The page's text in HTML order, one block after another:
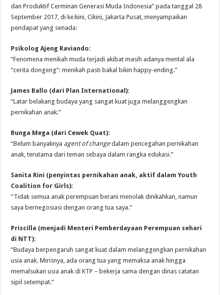
dan Produktif Cerminan Generasi Muda Indonesia” pada tanggal 28
September 2017, di ke:kini, Cikini, Jakarta Pusat, menyampaikan
pendapat yang senada:
Psikolog Ajeng Raviando:
“Fenomena menikah muda terjadi akibat masih adanya mental ala
“cerita dongeng”: menikah pasti bakal bikin happy-ending.”
James Ballo (dari Plan International):
“Latar belakang budaya yang sangat kuat juga melanggengkan
pernikahan anak.”
Bunga Mega (dari Cewek Quat):
“Belum banyaknya agent of changedalam pencegahan pernikahan
anak, terutama dari teman sebaya dalam rangka edukasi.”
Sanita Rini (penyintas pernikahan anak, aktif dalam Youth
Coalition for Girls):
“Tidak semua anak perempuan berani menolak dinikahkan, namun
saya bernegosiasi dengan orang tua saya.”
Priscilla (menjadi Menteri Pemberdayaan Perempuan sehari
di NTT):
“Budaya berpengaruh sangat kuat dalam melanggengkan pernikahan
usia anak. Mirisnya, ada orang tua yang memaksa anak hingga
memalsukan usia anak di KTP – bekerja sama dengan dinas catatan
sipil setempat.”